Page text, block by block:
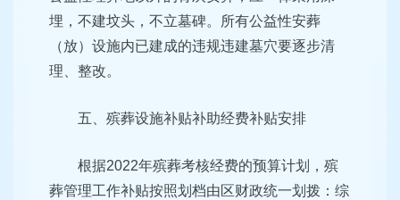
埋，不建坟头，不立墓碑。所有公益性安葬
（放）设施内已建成的违规违建墓穴要逐步清
理、整改。
五、殡葬设施补贴补助经费补贴安排
根据2022年殡葬考核经费的预算计划，殡
葬管理工作补贴按照划档由区财政统一划拨：综